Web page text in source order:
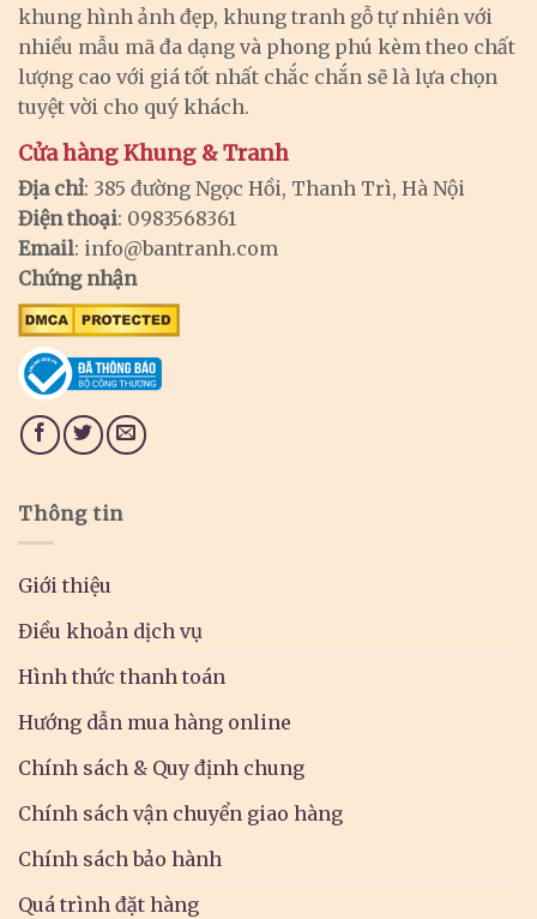
khung hình ảnh đẹp, khung tranh gỗ tự nhiên với
nhiều mẫu mã đa dạng và phong phú kèm theo chất
lượng cao với giá tốt nhất chắc chắn sẽ là lựa chọn
tuyệt vời cho quý khách.
Cửa hàng Khung & Tranh
Địa chỉ: 385 đường Ngọc Hồi, Thanh Trì, Hà Nội
Điện thoại: 0983568361
Email: info@bantranh.com
Chứng nhận
Thông tin
Giới thiệu
Điều khoản dịch vụ
Hình thức thanh toán
Hướng dẫn mua hàng online
Chính sách & Quy định chung
Chính sách vận chuyển giao hàng
Chính sách bảo hành
Quá trình đặt hàng